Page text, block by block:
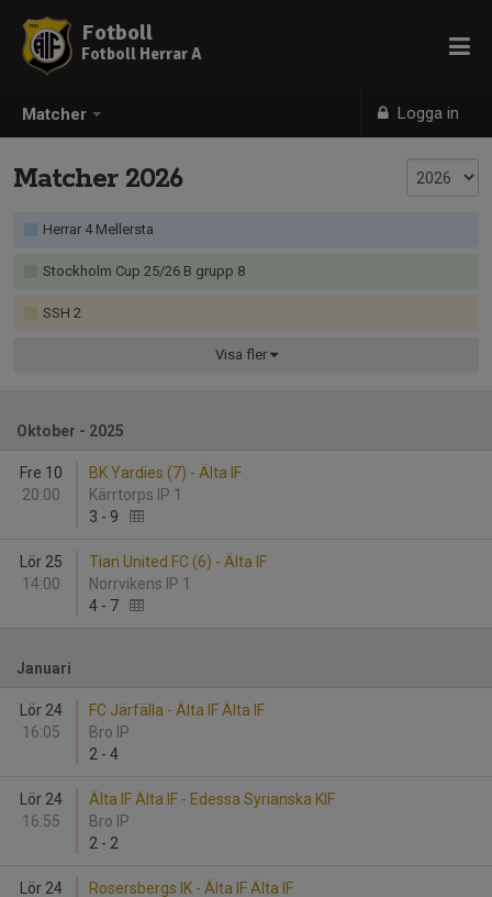
Matcher Logga in
Fotboll
Fotboll Herrar A
Matcher 2026
Herrar 4 Mellersta
Stockholm Cup 25/26 B grupp 8
SSH 2
Visa fler
Oktober - 2025
Fre 10
20:00
BK Yardies (7) - Älta IF
Kärrtorps IP 1
3 - 9
Lör 25
14:00
Tian United FC (6) - Älta IF
Norrvikens IP 1
4 - 7
Januari
Lör 24
16:05
FC Järfälla - Älta IF Älta IF
Bro IP
2 - 4
Lör 24
16:55
Älta IF Älta IF - Edessa Syrianska KIF
Bro IP
2 - 2
Lör 24
Rosersbergs IK - Älta IF Älta IF